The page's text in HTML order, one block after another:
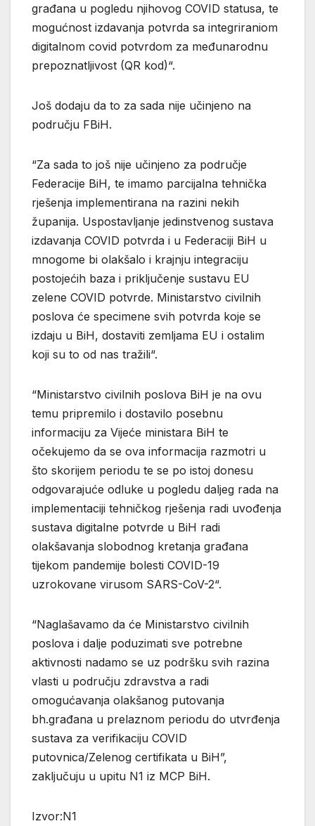
građana u pogledu njihovog COVID statusa, te
mogućnost izdavanja potvrda sa integriraniom
digitalnom covid potvrdom za međunarodnu
prepoznatljivost (QR kod)“.
Još dodaju da to za sada nije učinjeno na
području FBiH.
“Za sada to još nije učinjeno za područje
Federacije BiH, te imamo parcijalna tehnička
rješenja implementirana na razini nekih
županija. Uspostavljanje jedinstvenog sustava
izdavanja COVID potvrda i u Federaciji BiH u
mnogome bi olakšalo i krajnju integraciju
postojećih baza i priključenje sustavu EU
zelene COVID potvrde. Ministarstvo civilnih
poslova će specimene svih potvrda koje se
izdaju u BiH, dostaviti zemljama EU i ostalim
koji su to od nas tražili“.
“Ministarstvo civilnih poslova BiH je na ovu
temu pripremilo i dostavilo posebnu
informaciju za Vijeće ministara BiH te
očekujemo da se ova informacija razmotri u
što skorijem periodu te se po istoj donesu
odgovarajuće odluke u pogledu daljeg rada na
implementaciji tehničkog rješenja radi uvođenja
sustava digitalne potvrde u BiH radi
olakšavanja slobodnog kretanja građana
tijekom pandemije bolesti COVID-19
uzrokovane virusom SARS-CoV-2“.
“Naglašavamo da će Ministarstvo civilnih
poslova i dalje poduzimati sve potrebne
aktivnosti nadamo se uz podršku svih razina
vlasti u području zdravstva a radi
omogućavanja olakšanog putovanja
bh.građana u prelaznom periodu do utvrđenja
sustava za verifikaciju COVID
putovnica/Zelenog certifikata u BiH”,
zaključuju u upitu N1 iz MCP BiH.
Izvor:N1